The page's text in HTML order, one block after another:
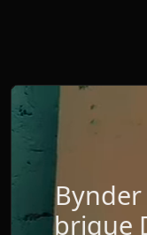
brique